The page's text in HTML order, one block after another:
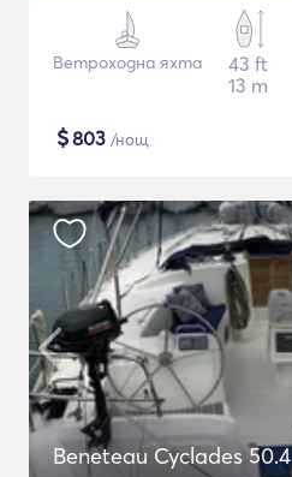
Ветроходна яхта
43 ft
13 m
$803 /нощ
Beneteau Cyclades 50.4